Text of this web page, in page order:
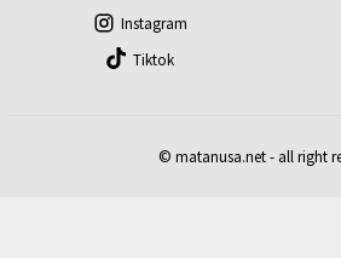
Instagram
Tiktok
© matanusa.net - all right